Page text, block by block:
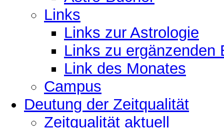
Links
Links zur Astrologie
Links zu ergänzenden
Link des Monates
Campus
Deutung der Zeitqualität
Zeitqualität aktuell